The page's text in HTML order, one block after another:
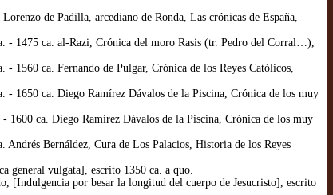
de Padilla, arcediano de Ronda, Las crónicas de España,
1475 ca. al-Razi, Crónica del moro Rasis (tr. Pedro del Corral…),
ca. Fernando de Pulgar, Crónica de los Reyes Católicos,
ca. Diego Ramírez Dávalos de la Piscina, Crónica de los muy
ca. Diego Ramírez Dávalos de la Piscina, Crónica de los muy
Bernáldez, Cura de Los Palacios, Historia de los Reyes
vulgata], escrito 1350 ca. a quo.
por besar la longitud del cuerpo de Jesucristo], escrito